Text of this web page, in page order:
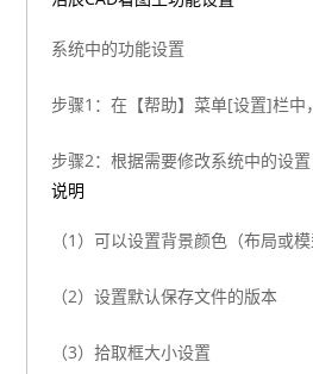
系统中的功能设置
步骤1：在【帮助】菜单[设置]栏中
步骤2：根据需要修改系统中的设置
说明
（1）可以设置背景颜色（布局或模
（2）设置默认保存文件的版本
（3）拾取框大小设置